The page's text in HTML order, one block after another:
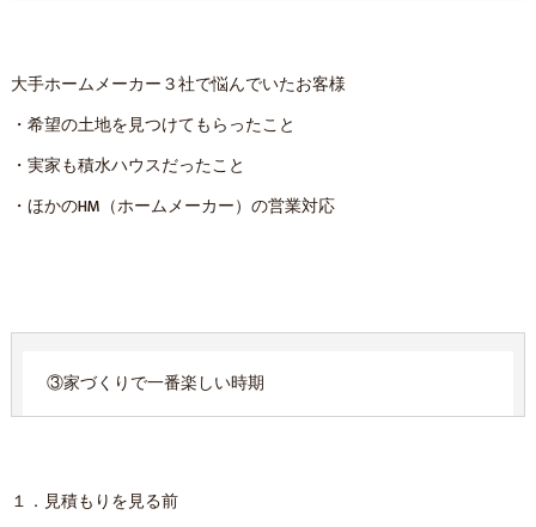
大手ホームメーカー３社で悩んでいたお客様
・希望の土地を見つけてもらったこと
・実家も積水ハウスだったこと
・ほかのHM（ホームメーカー）の営業対応
③家づくりで一番楽しい時期
１．見積もりを見る前